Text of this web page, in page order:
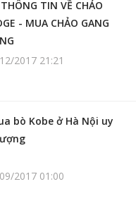
TIN VỀ CHẢO
- MUA CHẢO GANG
2017 21:21
bò Kobe ở Hà Nội uy
2017 01:00